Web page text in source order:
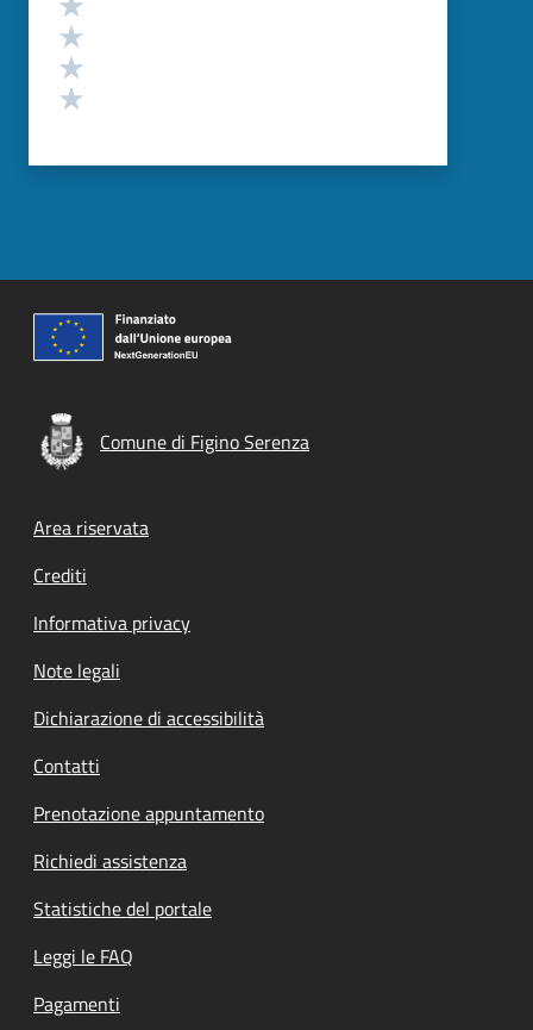
Comune di Figino Serenza
Footer menu
Area riservata
Crediti
Informativa privacy
Note legali
Dichiarazione di accessibilità
Contatti
Prenotazione appuntamento
Richiedi assistenza
Statistiche del portale
Leggi le FAQ
Pagamenti